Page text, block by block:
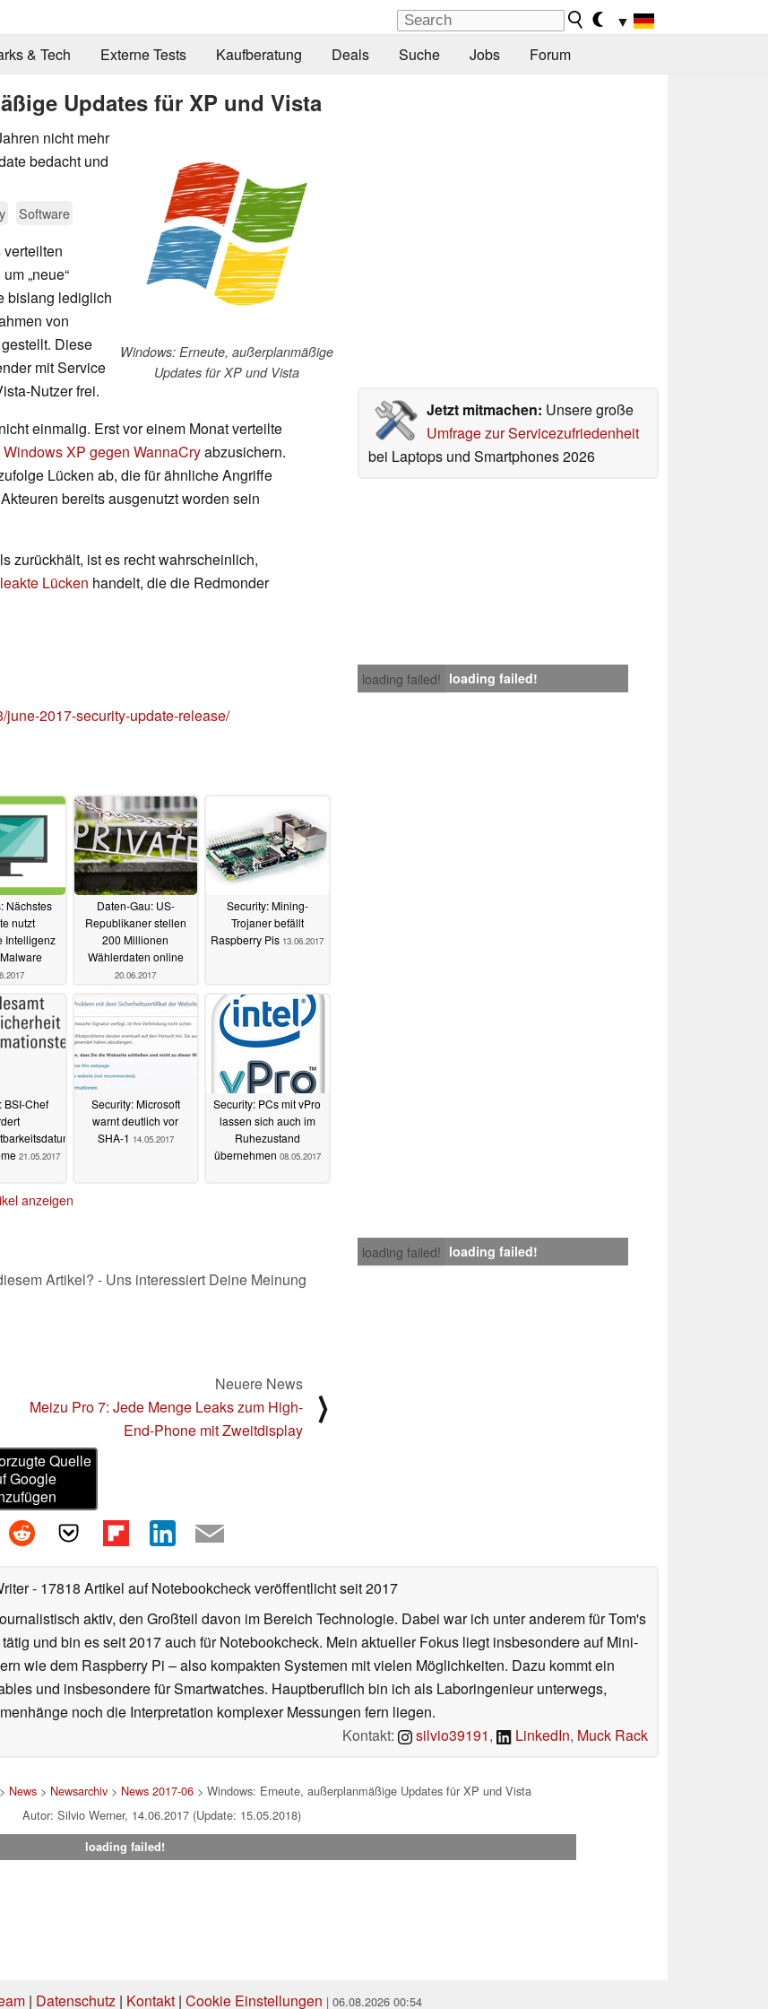
▼
& Tech Externe Tests Kaufberatung Deals Suche Jobs Forum
Updates für XP und Vista
Windows: Erneute, außerplanmäßige
Updates für XP und Vista
nicht mehr
bedacht und
Software
Jetzt mitmachen: Unsere große
Umfrage zur Servicezufriedenheit
bei Laptops und Smartphones 2026
„neue“
bislang lediglich
von
Diese
mit Service
Nutzer frei.
einmalig. Erst vor einem Monat verteilte
Windows XP gegen WannaCryabzusichern.
Lücken ab, die für ähnliche Angriffe
bereits ausgenutzt worden sein
zurückhält, ist es recht wahrscheinlich,
Lücken handelt, die die Redmonder
loading failed! loading failed!
june-2017-security-update-release/
Nächstes
nutzt
Intelligenz
Daten-Gau: US-
Republikaner stellen
200 Millionen
Wählerdaten online
20.06.2017
Security: Mining-
Trojaner befällt
Raspberry Pis 13.06.2017
BSI-Chef
21.05.2017
Security: Microsoft
warnt deutlich vor
SHA-1 14.05.2017
Security: PCs mit vPro
lassen sich auch im
Ruhezustand
übernehmen 08.05.2017
anzeigen
loading failed! loading failed!
Artikel? - Uns interessiert Deine Meinung
Neuere News
Meizu Pro 7: Jede Menge Leaks zum High-
End-Phone mit Zweitdisplay
⟩
Quelle
Google
- 17818 Artikel auf Notebookcheck veröffentlichtseit 2017
aktiv, den Großteil davon im Bereich Technologie. Dabei war ich unter anderem für Tom's
und bin es seit 2017 auch für Notebookcheck. Mein aktueller Fokus liegt insbesondere auf Mini-
wie dem Raspberry Pi – also kompakten Systemen mit vielen Möglichkeiten. Dazu kommt ein
und insbesondere für Smartwatches. Hauptberuflich bin ich als Laboringenieur unterwegs,
noch die Interpretation komplexer Messungen fern liegen.
Kontakt:
silvio39191, LinkedIn, Muck Rack
> News > Newsarchiv > News 2017-06 > Windows: Erneute, außerplanmäßige Updates für XP und Vista
Autor: Silvio Werner, 14.06.2017 (Update: 15.05.2018)
loading failed!
| Datenschutz | Kontakt | Cookie Einstellungen | 06.08.2026 00:54